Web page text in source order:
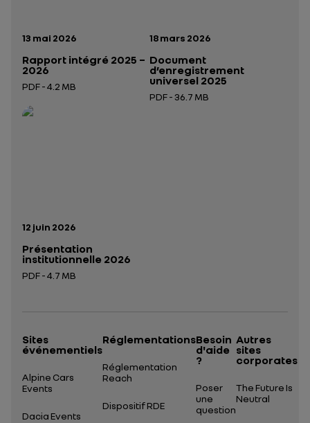
Date de publication:
13 mai 2026
Rapport intégré 2025 –
2026
PDF - 4.2 MB
Ouverture dans un nouvel onglet
Date de publication:
18 mars 2026
Document
d’enregistrement
universel 2025
PDF - 36.7 MB
Date de publication:
12 juin 2026
Présentation
institutionnelle 2026
PDF - 4.7 MB
Sites
événementiels
Alpine Cars
Events
Dacia Events
Réglementations
Réglementation
Reach
Dispositif RDE
Besoin
d'aide
?
Poser
une
question
Autres
sites
corporates
The Future Is
Neutral